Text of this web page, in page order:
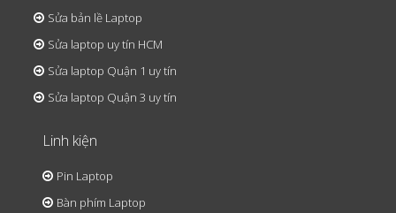
Sửa bản lề Laptop
Sửa laptop uy tín HCM
Sửa laptop Quận 1 uy tín
Sửa laptop Quận 3 uy tín
Linh kiện
Pin Laptop
Bàn phím Laptop